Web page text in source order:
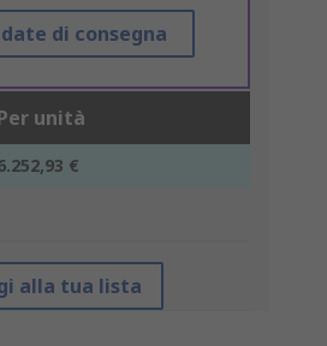
di consegna
unità
€
alla tua lista